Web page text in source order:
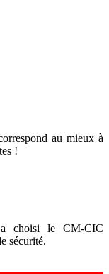
au mieux à
!
choisi le CM-CIC
sécurité.